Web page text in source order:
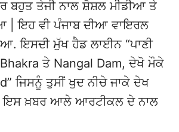
ਤੇਜੀ ਨਾਲ ਸ਼ੋਸ਼ਲ ਮੀਡੀਆ ਤੇ
| ਇਹ ਵੀ ਪੰਜਾਬ ਦੀਆ ਵਾਇਰਲ
ਇਸਦੀ ਮੁੱਖ ਹੈਡ ਲਾਈਨ “ਪਾਣੀ
ਤੇ Nangal Dam, ਦੇਖੋ ਮੌਕੇ
ਜਿਸਨੂੰ ਤੁਸੀਂ ਖੁਦ ਨੀਚੇ ਜਾਕੇ ਦੇਖ
ਇਸ ਖ਼ਬਰ ਆਲੇ ਆਰਟੀਕਲ ਦੇ ਨਾਲ